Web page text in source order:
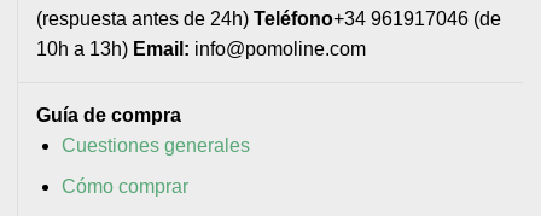
(respuesta antes de 24h) Teléfono+34 961917046 (de
10h a 13h) Email: info@pomoline.com
Guía de compra
Cuestiones generales
Cómo comprar